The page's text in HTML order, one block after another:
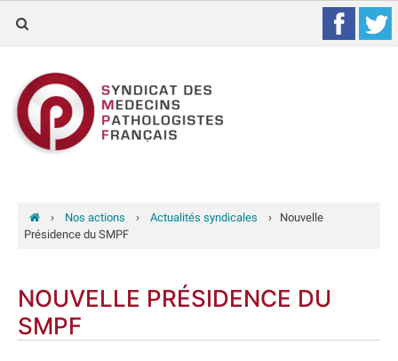
› Nos actions › Actualités syndicales ›
Nouvelle
Présidence du SMPF
NOUVELLE PRÉSIDENCE DU
SMPF